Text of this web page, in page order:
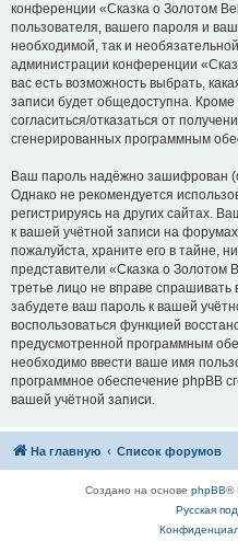
конференции «Сказка о Золотом
пользователя, вашего пароля и
необходимой, так и
администрации конференции
вас есть возможность выбрать,
записи будет общедоступна. Кроме
согласиться/отказаться от
сгенерированных программным
Ваш пароль надёжно зашифрован
Однако не рекомендуется
регистрируясь на других сайтах.
к вашей учётной записи на
пожалуйста, храните его в тайне,
представители «Сказка о Золотом
третье лицо не вправе
забудете ваш пароль к вашей
воспользоваться функцией
предусмотренной программным
необходимо ввести ваше имя
программное обеспечение phpBB
вашей учётной записи.
На главную Список форумов
Создано на основе phpBB®
Русская